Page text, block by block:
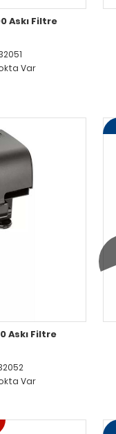
Askı Filtre
Var
Askı Filtre
Var